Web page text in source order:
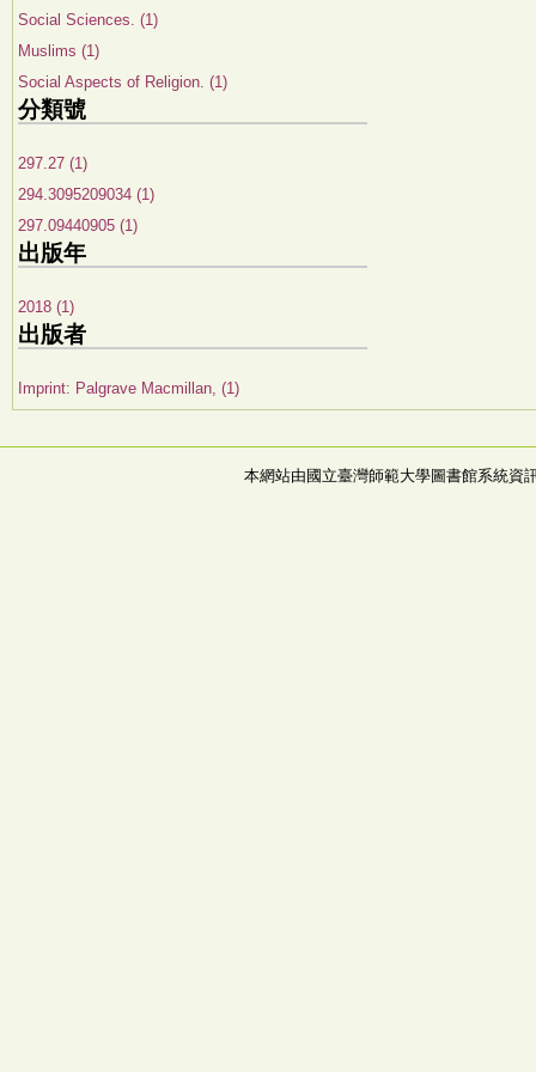
Social Sciences. (1)
Muslims (1)
Social Aspects of Religion. (1)
分類號
297.27 (1)
294.3095209034 (1)
297.09440905 (1)
出版年
2018 (1)
出版者
Imprint: Palgrave Macmillan, (1)
本網站由國立臺灣師範大學圖書館系統資